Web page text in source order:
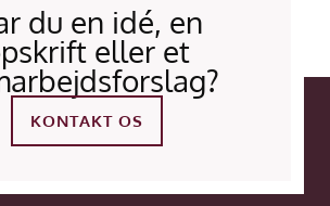
du en idé, en
eller et
KONTAKT OS